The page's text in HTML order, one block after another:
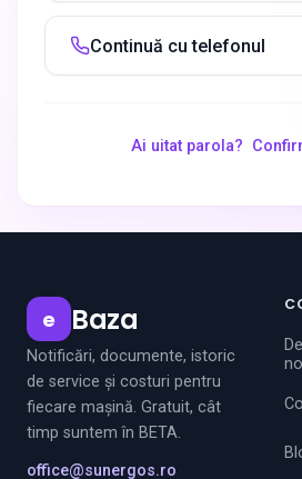
Continuă cu telefonul
Ai uitat parola?
e Baza
Notificări, documente, istoric
de service și costuri pentru
fiecare mașină. Gratuit, cât
timp suntem în BETA.
office@sunergos.ro